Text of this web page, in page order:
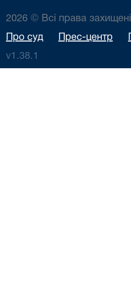
2026 © Всі права захищені
Про суд Прес-центр
v1.38.1